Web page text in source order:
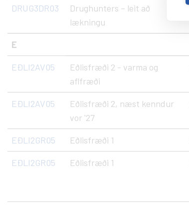
DRUG3DR03
Drughunters – leit að
lækningu
E
EÐLI2AV05
Eðlisfræði 2 - varma og
aflfræði
EÐLI2AV05
Eðlisfræði 2, næst kenndur
vor '27
EÐLI2GR05 Eðlisfræði 1
EÐLI2GR05 Eðlisfræði 1